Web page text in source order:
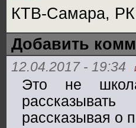
КТВ-Самара,
Добавить
12.04.2017 - 19:34
Это не
рассказывая о